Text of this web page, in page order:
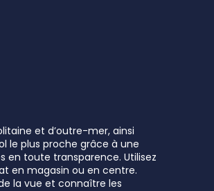
et d’outre-mer, ainsi
le plus proche grâce à une
en toute transparence. Utilisez
en magasin ou en centre.
la vue et connaître les